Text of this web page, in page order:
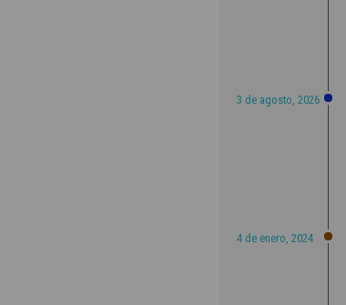
3 de agosto, 2026
4 de enero, 2024